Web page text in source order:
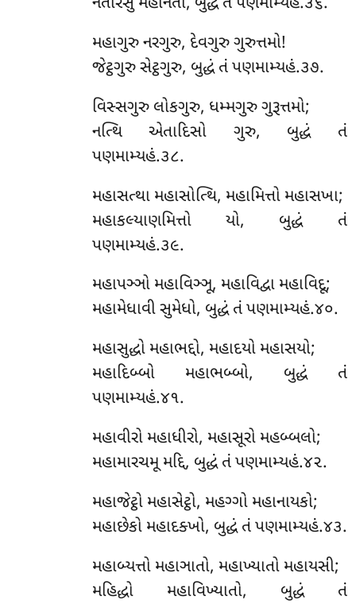
મહાગુરુ નરગુરુ, દેવગુરુ ગુરુત્તમો!
જેટ્ઠગુરુ સેટ્ઠગુરુ, બુદ્ધં તં પણમામ્યહં.૩૭.
વિસ્સગુરુ લોકગુરુ, ધમ્મગુરુ ગુરૂત્તમો;
નત્થિ એતાદિસો ગુરુ, બુદ્ધં તં
પણમામ્યહં.૩૮.
મહાસત્થા મહાસોત્થિ, મહામિત્તો મહાસખા;
મહાકલ્યાણમિત્તો યો, બુદ્ધં તં
પણમામ્યહં.૩૯.
મહાપઞ્ઞો મહાવિઞ્ઞૂ, મહાવિદ્વા મહાવિદૂ;
મહામેધાવી સુમેધો, બુદ્ધં તં પણમામ્યહં.૪૦.
મહાસુદ્ધો મહાભદ્દો, મહાદયો મહાસયો;
મહાદિબ્બો મહાભબ્બો, બુદ્ધં તં
પણમામ્યહં.૪૧.
મહાવીરો મહાધીરો, મહાસૂરો મહબ્બલો;
મહામારચમૂ મદ્દિ, બુદ્ધં તં પણમામ્યહં.૪૨.
મહાજેટ્ઠો મહાસેટ્ઠો, મહગ્ગો મહાનાયકો;
મહાછેકો મહાદક્ખો, બુદ્ધં તં પણમામ્યહં.૪૩.
મહાબ્યત્તો મહાઞાતો, મહાખ્યાતો મહાયસી;
મહિદ્ધો મહાવિખ્યાતો, બુદ્ધં તં